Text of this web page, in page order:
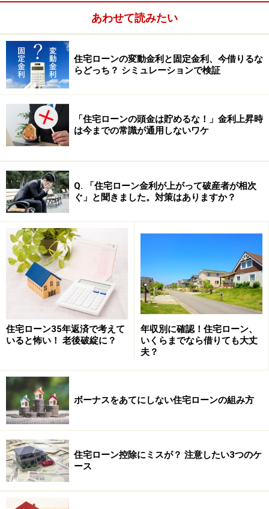
※記事内容は執筆時点のものです。最新の内容をご確認くださ
い。
本記事の内容は一般的な情報提供を目的としており、特定の金融
商品や投資行動を推奨するものではありません。
投資や資産運用に関する最終的なご判断はご自身の責任において
行ってください。
掲載情報の正確性・完全性については十分に配慮しております
が、その内容を保証するものではなく、これに基づく損失・損害
などについて当社は一切の責任を負いません。
最新の情報や詳細については、必ず各金融機関やサービス提供者
の公式情報をご確認ください。
1/ 2 次のページへ
あわせて読みたい
住宅ローンの変動金利と固定金利、今借りるな
らどっち？ シミュレーションで検証
「住宅ローンの頭金は貯めるな！」金利上昇時
は今までの常識が通用しないワケ
Q. 「住宅ローン金利が上がって破産者が相次
ぐ」と聞きました。対策はありますか？
住宅ローン35年返済で考えて
いると怖い！ 老後破綻に？
年収別に確認！住宅ローン、
いくらまでなら借りても大丈
夫？
ボーナスをあてにしない住宅ローンの組み方
住宅ローン控除にミスが？ 注意したい3つのケ
ース